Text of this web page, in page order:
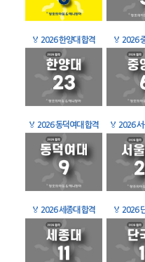
🏅 2026 한양대 합격 🏅 2026
🏅 2026 동덕여대 합격 🏅 2026 서
🏅 2026 세종대 합격 🏅 2026